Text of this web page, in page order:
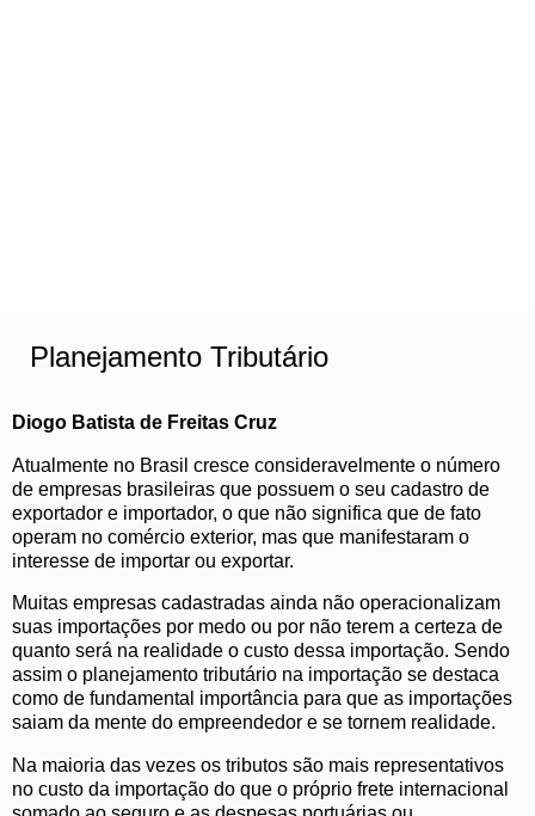
Planejamento Tributário
Diogo Batista de Freitas Cruz
Atualmente no Brasil cresce consideravelmente o número
de empresas brasileiras que possuem o seu cadastro de
exportador e importador, o que não significa que de fato
operam no comércio exterior, mas que manifestaram o
interesse de importar ou exportar.
Muitas empresas cadastradas ainda não operacionalizam
suas importações por medo ou por não terem a certeza de
quanto será na realidade o custo dessa importação. Sendo
assim o planejamento tributário na importação se destaca
como de fundamental importância para que as importações
saiam da mente do empreendedor e se tornem realidade.
Na maioria das vezes os tributos são mais representativos
no custo da importação do que o próprio frete internacional